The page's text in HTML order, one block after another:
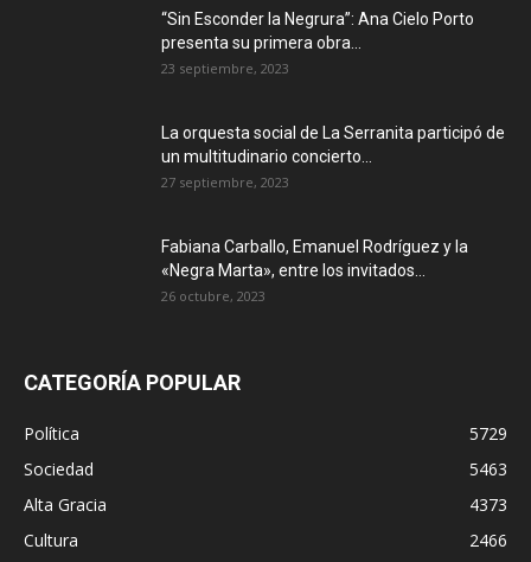
“Sin Esconder la Negrura”: Ana Cielo Porto
presenta su primera obra...
23 septiembre, 2023
La orquesta social de La Serranita participó de
un multitudinario concierto...
27 septiembre, 2023
Fabiana Carballo, Emanuel Rodríguez y la
«Negra Marta», entre los invitados...
26 octubre, 2023
CATEGORÍA POPULAR
Política
5729
Sociedad
5463
Alta Gracia
4373
Cultura
2466